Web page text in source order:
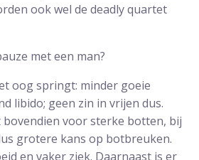
ook wel de deadly quartet
met een man?
oog springt: minder goeie
libido; geen zin in vrijen dus.
voor sterke botten, bij
grotere kans op botbreuken.
en vaker ziek. Daarnaast is er